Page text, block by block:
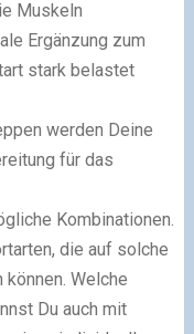
Muskeln
Ergänzung zum
stark belastet
werden Deine
für das
Kombinationen.
die auf solche
Welche
Du auch mit